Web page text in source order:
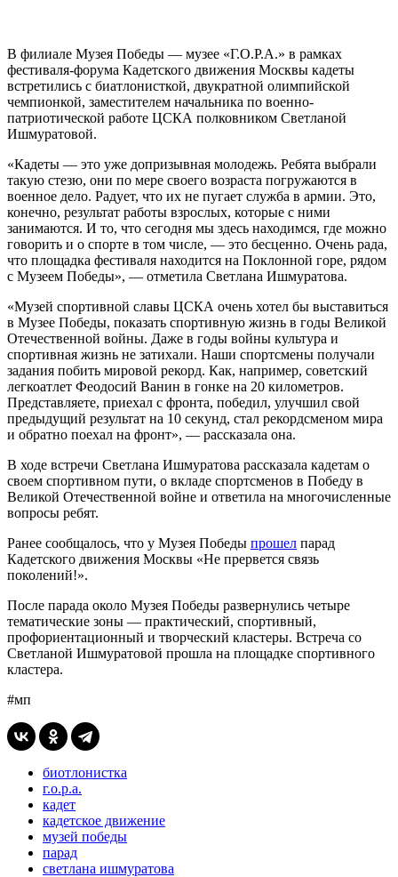
В филиале Музея Победы — музее «Г.О.Р.А.» в рамках
фестиваля-форума Кадетского движения Москвы кадеты
встретились с биатлонисткой, двукратной олимпийской
чемпионкой, заместителем начальника по военно-
патриотической работе ЦСКА полковником Светланой
Ишмуратовой.
«Кадеты — это уже допризывная молодежь. Ребята выбрали
такую стезю, они по мере своего возраста погружаются в
военное дело. Радует, что их не пугает служба в армии. Это,
конечно, результат работы взрослых, которые с ними
занимаются. И то, что сегодня мы здесь находимся, где можно
говорить и о спорте в том числе, — это бесценно. Очень рада,
что площадка фестиваля находится на Поклонной горе, рядом
с Музеем Победы», — отметила Светлана Ишмуратова.
«Музей спортивной славы ЦСКА очень хотел бы выставиться
в Музее Победы, показать спортивную жизнь в годы Великой
Отечественной войны. Даже в годы войны культура и
спортивная жизнь не затихали. Наши спортсмены получали
задания побить мировой рекорд. Как, например, советский
легкоатлет Феодосий Ванин в гонке на 20 километров.
Представляете, приехал с фронта, победил, улучшил свой
предыдущий результат на 10 секунд, стал рекордсменом мира
и обратно поехал на фронт», — рассказала она.
В ходе встречи Светлана Ишмуратова рассказала кадетам о
своем спортивном пути, о вкладе спортсменов в Победу в
Великой Отечественной войне и ответила на многочисленные
вопросы ребят.
Ранее сообщалось, что у Музея Победы прошел парад
Кадетского движения Москвы «Не прервется связь
поколений!».
После парада около Музея Победы развернулись четыре
тематические зоны — практический, спортивный,
профориентационный и творческий кластеры. Встреча со
Светланой Ишмуратовой прошла на площадке спортивного
кластера.
#мп
биотлонистка
г.о.р.а.
кадет
кадетское движение
музей победы
парад
светлана ишмуратова